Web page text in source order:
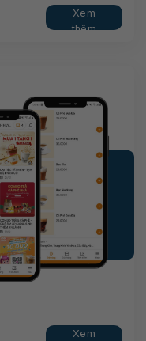
Xem
thêm
Xem